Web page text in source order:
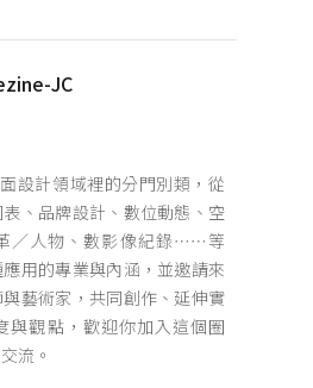
JC
設計領域裡的分門別類，從
、品牌設計、數位動態、空
／人物、數影像紀錄⋯⋯等
用的專業與內涵，並邀請來
藝術家，共同創作、延伸實
與觀點，歡迎你加入這個圈
流。